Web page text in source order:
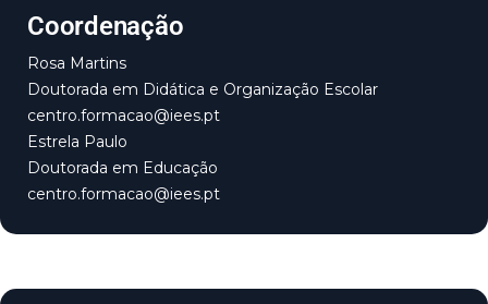
Coordenação
Rosa Martins
Doutorada em Didática e Organização Escolar
centro.formacao@iees.pt
Estrela Paulo
Doutorada em Educação
centro.formacao@iees.pt